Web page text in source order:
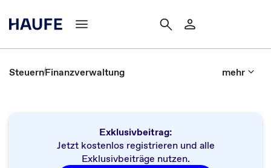
SteuernFinanzverwaltung mehr
Exklusivbeitrag:
Jetzt kostenlos registrieren und alle
Exklusivbeiträge nutzen.